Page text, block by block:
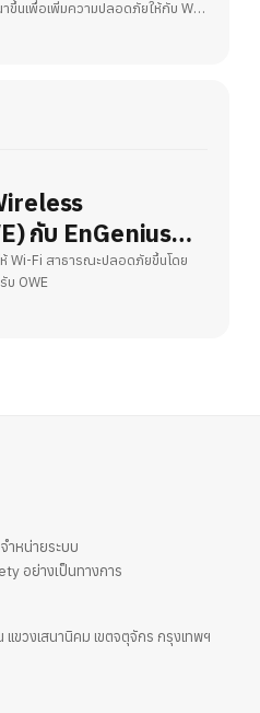
ขึ้นเพื่อเพิ่มความปลอดภัยให้กับ Wi-
กับ EnGenius
ามปลอดภัย Wi-Fi
ห้ Wi-Fi สาธารณะปลอดภัยขึ้นโดย
บ OWE
ำหน่ายระบบ
อย่างเป็นทางการ
ขวงเสนานิคม เขตจตุจักร กรุงเทพฯ